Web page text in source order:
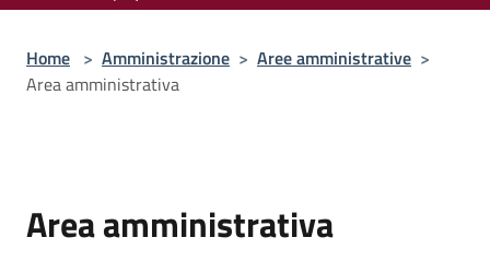
Home > Amministrazione > Aree amministrative >
Area amministrativa
Area amministrativa